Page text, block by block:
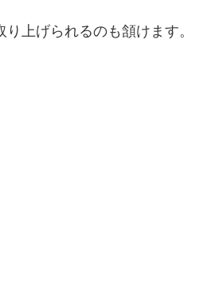
上げられるのも頷けます。